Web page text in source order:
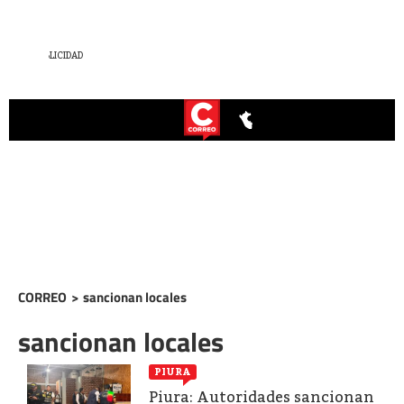
CORREO > sancionan locales
sancionan locales
PIURA
Piura: Autoridades sancionan